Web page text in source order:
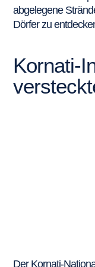
abgelegene
Dörfer zu
Kornati-
Der Kornati-